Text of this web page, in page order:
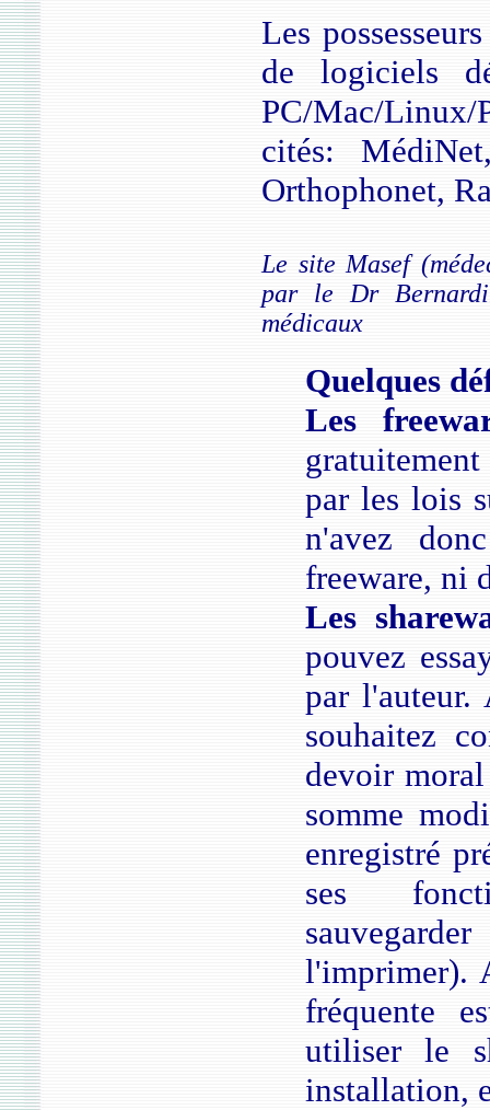
Les
de logiciels
PC/Mac/
cités:
Orthophonet,
Le site Masef
par le Dr
médicaux
Quelques
Les
par les lois
n'avez
freeware, ni
Les
pouvez
par l'auteur.
souhaitez
devoir
somme
enregistré
ses
l'imprimer).
fréquente
utiliser le
installation,